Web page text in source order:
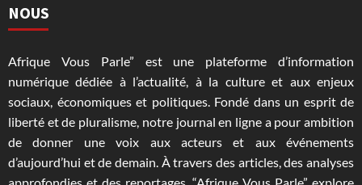
NOUS
Afrique Vous Parle” est une plateforme d’information
numérique dédiée à l’actualité, à la culture et aux enjeux
sociaux, économiques et politiques. Fondé dans un esprit de
liberté et de pluralisme, notre journal en ligne a pour ambition
de donner une voix aux acteurs et aux événements
d’aujourd’hui et de demain. À travers des articles, des analyses